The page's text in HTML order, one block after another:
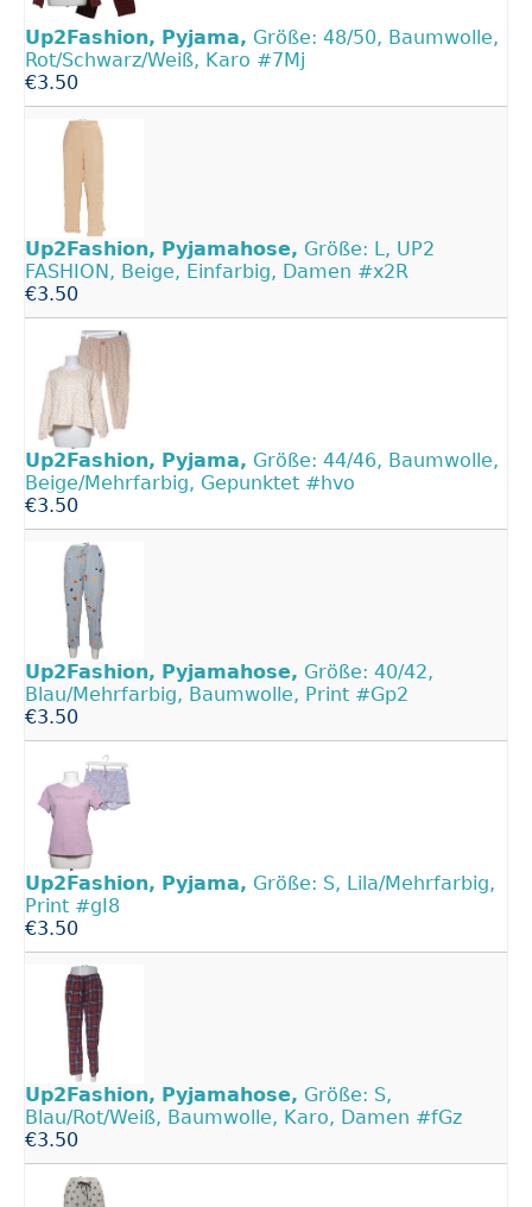
Up2Fashion, Pyjama, Größe: 48/50, Baumwolle,
Rot/Schwarz/Weiß, Karo #7Mj
€3.50
Up2Fashion, Pyjamahose, Größe: L, UP2
FASHION, Beige, Einfarbig, Damen #x2R
€3.50
Up2Fashion, Pyjama, Größe: 44/46, Baumwolle,
Beige/Mehrfarbig, Gepunktet #hvo
€3.50
Up2Fashion, Pyjamahose, Größe: 40/42,
Blau/Mehrfarbig, Baumwolle, Print #Gp2
€3.50
Up2Fashion, Pyjama, Größe: S, Lila/Mehrfarbig,
Print #gI8
€3.50
Up2Fashion, Pyjamahose, Größe: S,
Blau/Rot/Weiß, Baumwolle, Karo, Damen #fGz
€3.50